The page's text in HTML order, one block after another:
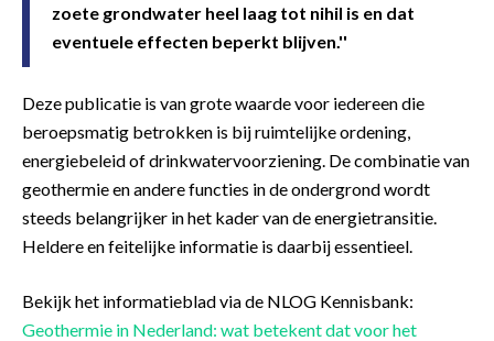
zoete grondwater heel laag tot nihil is en dat
eventuele effecten beperkt blijven.''
Deze publicatie is van grote waarde voor iedereen die
beroepsmatig betrokken is bij ruimtelijke ordening,
energiebeleid of drinkwatervoorziening. De combinatie van
geothermie en andere functies in de ondergrond wordt
steeds belangrijker in het kader van de energietransitie.
Heldere en feitelijke informatie is daarbij essentieel.
Bekijk het informatieblad via de NLOG Kennisbank:
Geothermie in Nederland: wat betekent dat voor het